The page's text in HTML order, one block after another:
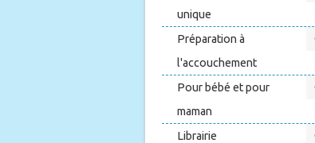
unique
Préparation à
l'accouchement
Pour bébé et pour
maman
Librairie